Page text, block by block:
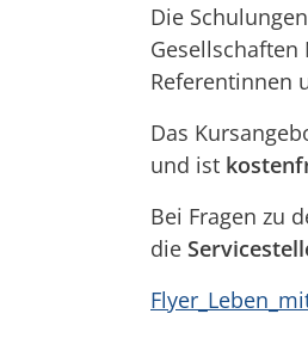
Die
Referentinnen
Das
und ist
Bei Fragen zu
die